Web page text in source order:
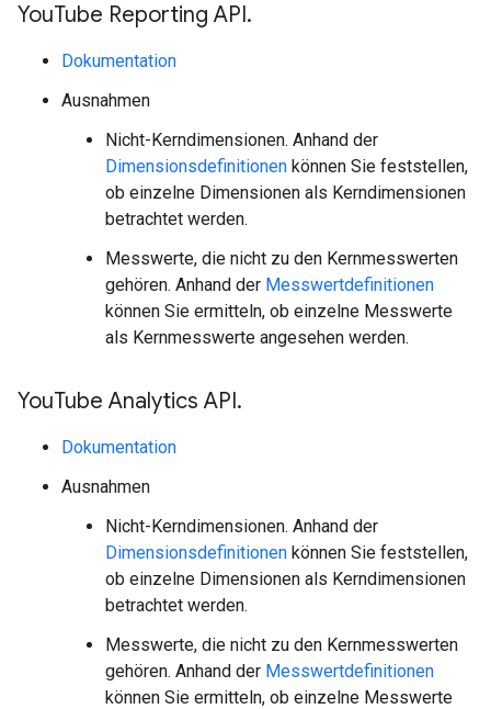
YouTube Reporting API.
Dokumentation
Ausnahmen
Nicht-Kerndimensionen. Anhand der
Dimensionsdefinitionen können Sie feststellen,
ob einzelne Dimensionen als Kerndimensionen
betrachtet werden.
Messwerte, die nicht zu den Kernmesswerten
gehören. Anhand der Messwertdefinitionen
können Sie ermitteln, ob einzelne Messwerte
als Kernmesswerte angesehen werden.
YouTube Analytics API.
Dokumentation
Ausnahmen
Nicht-Kerndimensionen. Anhand der
Dimensionsdefinitionen können Sie feststellen,
ob einzelne Dimensionen als Kerndimensionen
betrachtet werden.
Messwerte, die nicht zu den Kernmesswerten
gehören. Anhand der Messwertdefinitionen
können Sie ermitteln, ob einzelne Messwerte